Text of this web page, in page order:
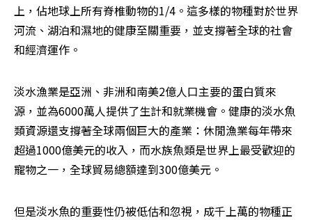
上，佔地球上所有脊椎動物的1/4。這多樣的物種對於世界
河流、湖泊和濕地的健康至關重要，並支撐著全球的社會
和經濟運作。
淡水漁業是亞洲、非洲和南美2億人口主要的蛋白質來
源，並為6000萬人提供了生計和就業機會。健康的淡水魚
類資源還支撐著全球兩個巨大的產業：休閒漁業每年帶來
超過1000億美元的收入，而水族魚類是世界上最受歡迎的
寵物之一，全球貿易總額達到300億美元。
但是淡水魚的重要性仍被低估和忽視，成千上萬的物種正